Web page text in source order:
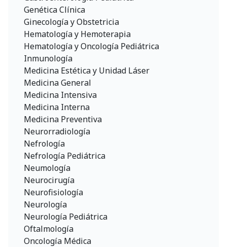
Genética Clínica
Ginecología y Obstetricia
Hematología y Hemoterapia
Hematología y Oncología Pediátrica
Inmunología
Medicina Estética y Unidad Láser
Medicina General
Medicina Intensiva
Medicina Interna
Medicina Preventiva
Neurorradiología
Nefrología
Nefrología Pediátrica
Neumología
Neurocirugía
Neurofisiología
Neurología
Neurología Pediátrica
Oftalmología
Oncología Médica